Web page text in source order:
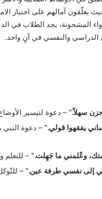
آمالهم على اجتياز
المشحونة، يجد الطلاب في
الدراسي والنفسي في آنٍ واحد.
سهلاً.” – دعوة لتيسير
يفقهوا قولي.” – دعوة
وعّلمني ما جَهِلت.” – للتعلم
إلى نفسي طرفة عين.” –